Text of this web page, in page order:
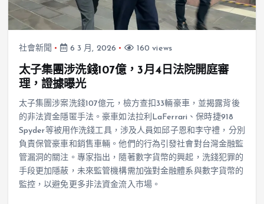
社會新聞 6 3 月, 2026 160 views
太子集團涉洗錢107億，3月4日法院開庭審
理，證據曝光
太子集團涉案洗錢107億元，檢方查扣33輛豪車，並揭露背後
的非法資金隱匿手法。豪車如法拉利LaFerrari、保時捷918
Spyder等被用作洗錢工具，涉及人員如邱子恩和李守禮，分別
負責保管豪車和銷售車輛。他們的行為引發社會對台灣金融監
管漏洞的關注。專家指出，隨著數字貨幣的興起，洗錢犯罪的
手段更加隱蔽，未來監管機構需加強對金融體系與數字貨幣的
監控，以避免更多非法資金流入市場。